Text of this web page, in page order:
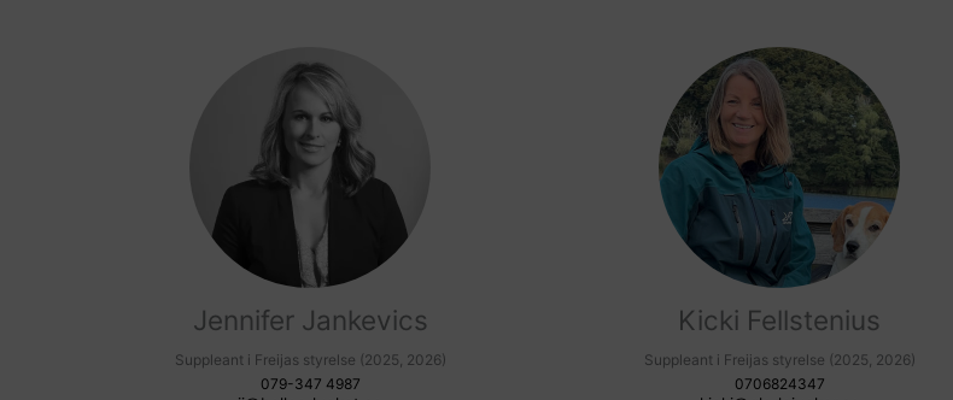
Jennifer Jankevics
Suppleant i Freijas styrelse (2025, 2026)
079-347 4987
Kicki Fellstenius
Suppleant i Freijas styrelse (2025, 2026)
0706824347